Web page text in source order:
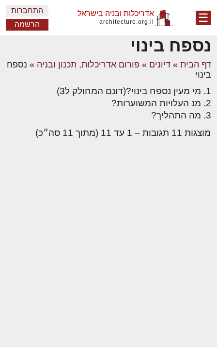
☰ אדריכלות ובניה בישראל
architecture.org.il
התחברות
הרשמה
נספח בינוי
דף הבית » דיונים » פורום אדריכלות, תכנון ובניה » נספח
בינוי
1. מי מעין נספח בינוי?(דונם המחולק ל3)
2. מנ העלויות המשוערות?
3. מה התהליך?
מוצגות 11 תגובות – 1 עד 11 (מתוך 11 סה״כ)